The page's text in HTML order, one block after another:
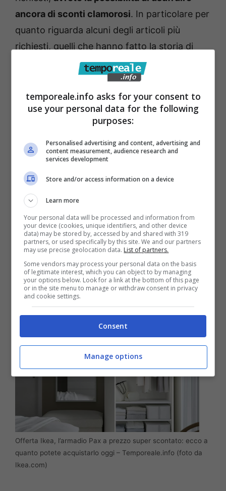
ancora di sconti clamorosi. In particolare per
quanto riguarda alcuni degli articoli più
richiesti, quelli che hanno fatto la storia di
Ikea e che possono dare un tocco in più alla
Offerta Ikea, l’armadio Pax
a prezzo super scontato:
ecco a quanto potete
acquistarlo oggi
C’è un oggetto vendutissimo da Ikea, che ha
riscosso sempre grande successo,ed è il
celebre armadio PAX. Si tratta di un armadio
molto semplice da montare, che può essere
utilizzato in diverse stanze della vostra casa,
versatile e adatto a qualsiasi esigenza.
Offerta Ikea, l’armadio Pax a prezzo super scontato: ecco a
quanto potete acquistarlo oggi – Temporeale.info (foto da
Ikea.com)
temporeale.info asks for your consent to
use your personal data for the following
purposes:
Personalised advertising and content, advertising and
content measurement, audience research and
services development
Store and/or access information on a device
Learn more
Your personal data will be processed and information from
your device (cookies, unique identifiers, and other device
data) may be stored by, accessed by and shared with 319
partners, or used specifically by this site. We and our partners
may use precise geolocation data. List of partners.
Some vendors may process your personal data on the basis
of legitimate interest, which you can object to by managing
your options below. Look for a link at the bottom of this page
or in the site menu to manage or withdraw consent in privacy
and cookie settings.
Consent
Manage options